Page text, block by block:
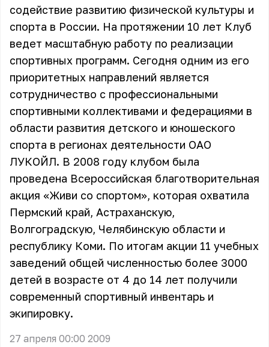
содействие развитию физической культуры и
спорта в России. На протяжении 10 лет Клуб
ведет масштабную работу по реализации
спортивных программ. Сегодня одним из его
приоритетных направлений является
сотрудничество с профессиональными
спортивными коллективами и федерациями в
области развития детского и юношеского
спорта в регионах деятельности ОАО
ЛУКОЙЛ. В 2008 году клубом была
проведена Всероссийская благотворительная
акция «Живи со спортом», которая охватила
Пермский край, Астраханскую,
Волгоградскую, Челябинскую области и
республику Коми. По итогам акции 11 учебных
заведений общей численностью более 3000
детей в возрасте от 4 до 14 лет получили
современный спортивный инвентарь и
экипировку.
27 апреля 00:00 2009